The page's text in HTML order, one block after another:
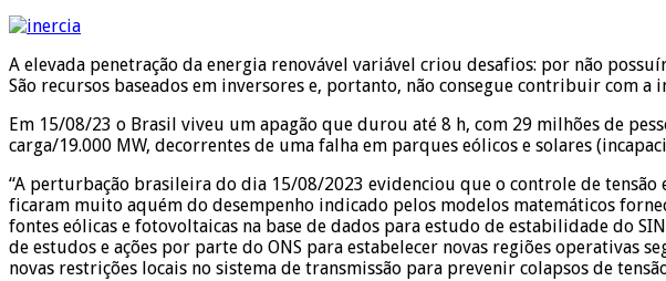
A elevada penetração da energia renovável variável criou desafios: por não
São recursos baseados em inversores e, portanto, não consegue contribuir com
Em 15/08/23 o Brasil viveu um apagão que durou até 8 h, com 29 milhões de
carga/19.000 MW, decorrentes de uma falha em parques eólicos e solares
“A perturbação brasileira do dia 15/08/2023 evidenciou que o controle de
ficaram muito aquém do desempenho indicado pelos modelos matemáticos
fontes eólicas e fotovoltaicas na base de dados para estudo de estabilidade do
de estudos e ações por parte do ONS para estabelecer novas regiões operativas
novas restrições locais no sistema de transmissão para prevenir colapsos de